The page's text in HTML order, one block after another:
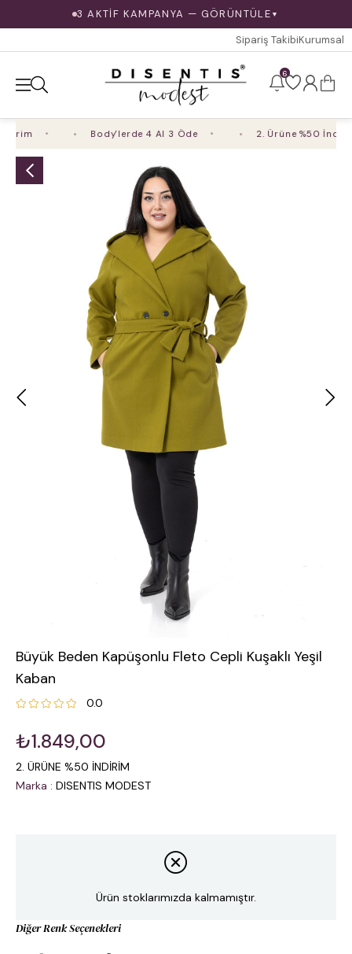
3 AKTİF KAMPANYA — GÖRÜNTÜLE ▼
Sipariş TakibiKurumsal
6
Body'lerde 4 Al 3 Öde 2. Ürüne %50 İndirim
Büyük Beden Kapüşonlu Fleto Cepli Kuşaklı Yeşil
Kaban
0.0
₺1.849,00
2. ÜRÜNE %50 İNDİRİM
Marka : DISENTIS MODEST
Ürün stoklarımızda kalmamıştır.
Diğer Renk Seçenekleri